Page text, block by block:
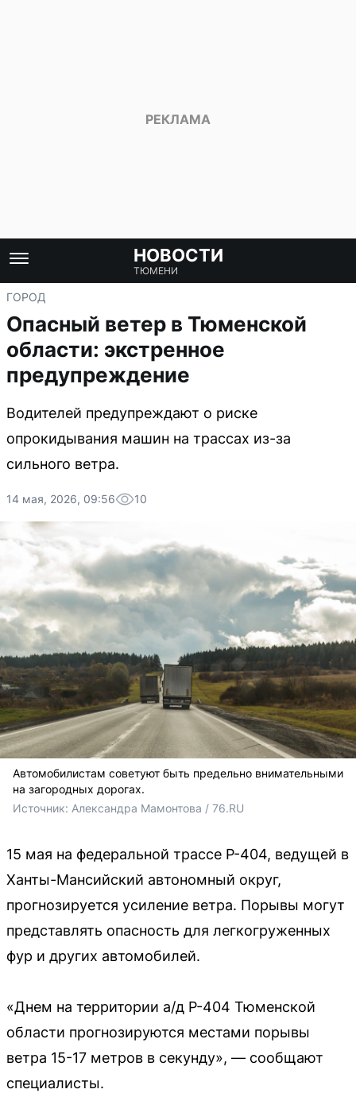
НОВОСТИ
ТЮМЕНИ
ГОРОД
Опасный ветер в Тюменской
области: экстренное
предупреждение
Водителей предупреждают о риске
опрокидывания машин на трассах из-за
сильного ветра.
14 мая, 2026, 09:56 10
Автомобилистам советуют быть предельно внимательными
на загородных дорогах.
Источник: Александра Мамонтова / 76.RU
15 мая на федеральной трассе Р-404, ведущей в
Ханты-Мансийский автономный округ,
прогнозируется усиление ветра. Порывы могут
представлять опасность для легкогруженных
фур и других автомобилей.
«Днем на территории а/д Р-404 Тюменской
области прогнозируются местами порывы
ветра 15-17 метров в секунду», — сообщают
специалисты.